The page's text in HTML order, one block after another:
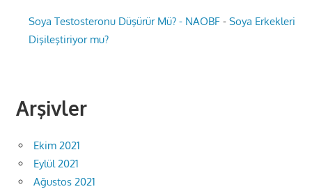
Soya Testosteronu Düşürür Mü? - NAOBF -Soya Erkekleri
Dişileştiriyor mu?
Arşivler
Ekim 2021
Eylül 2021
Ağustos 2021